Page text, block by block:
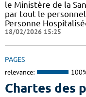
le Ministère de la
par tout le
Personne
18/02/2026 15:25
PAGES
relevance:
Chartes des